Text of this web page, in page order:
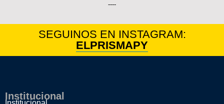
----
SEGUINOS EN INSTAGRAM:
ELPRISMAPY
Institucional